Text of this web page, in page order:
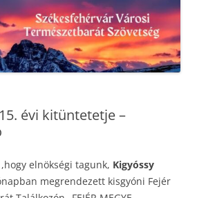
évi kitüntetetje –
elnökségi tagunk, Kigyóssy
megrendezett kisgyóni Fejér